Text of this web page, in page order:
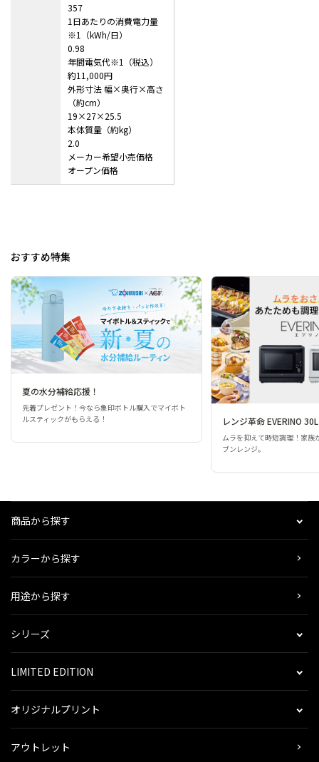
357
1日あたりの消費電力量
※1（kWh/日）
0.98
年間電気代※1（税込）
約11,000円
外形寸法 幅×奥行×高さ
（約cm）
19×27×25.5
本体質量（約kg）
2.0
メーカー希望小売価格
オープン価格
おすすめ特集
夏の水分補給応援！
先着プレゼント！今なら象印ボトル購入でマイボト
ルスティックがもらえる！
レンジ革命 EVERINO 30L
ムラを抑えて時短調理！家族
ブンレンジ。
商品から探す
カラーから探す
用途から探す
シリーズ
LIMITED EDITION
オリジナルプリント
アウトレット